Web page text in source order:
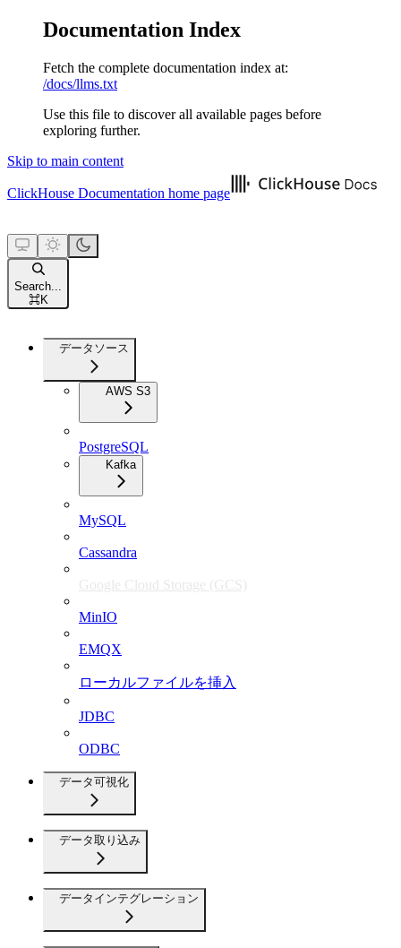
Documentation Index
Fetch the complete documentation index at:
/docs/llms.txt
Use this file to discover all available pages before
exploring further.
Skip to main content
ClickHouse Documentation home page
Search...
⌘K
データソース
AWS S3
PostgreSQL
Kafka
MySQL
Cassandra
Google Cloud Storage (GCS)
MinIO
EMQX
ローカルファイルを挿入
JDBC
ODBC
データ可視化
データ取り込み
データインテグレーション